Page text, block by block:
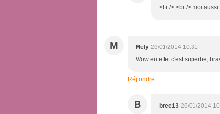
<br /> <br /> moi aussi
M Mely 26/01/2014 10:31
Wow en effet c'est superbe,
Répondre
B bree13 26/01/2014